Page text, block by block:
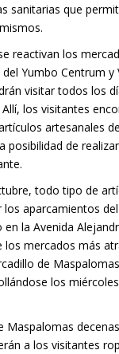
sanitarias que
reactivan los
Yumbo Centrum y
visitar todos los
los visitantes
artesanales
posibilidad de
todo tipo de
los aparcamientos
en la Avenida
los mercados más
de
los
Maspalomas
a los visitantes